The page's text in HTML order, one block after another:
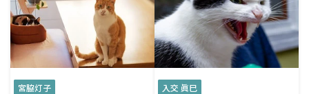
宮脇灯子
入交 眞巳